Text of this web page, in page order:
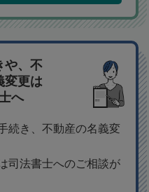
や、不
変更は
へ
続き、不動産の名義変
司法書士へのご相談が